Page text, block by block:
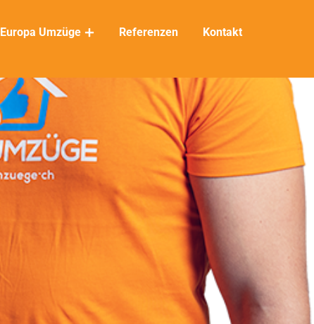
Europa Umzüge Referenzen Kontakt